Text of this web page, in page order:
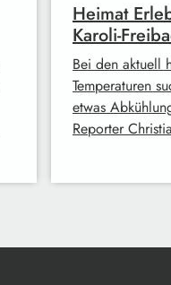
Heimat
Karoli-
Bei den aktuell
Temperaturen
etwas
Reporter